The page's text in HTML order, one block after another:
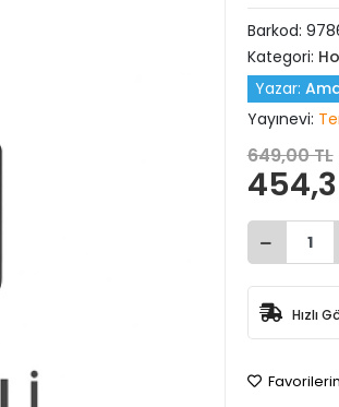
Barkod:
Kategori:
Yazar:
Yayınevi:
649,00 TL
Hızlı